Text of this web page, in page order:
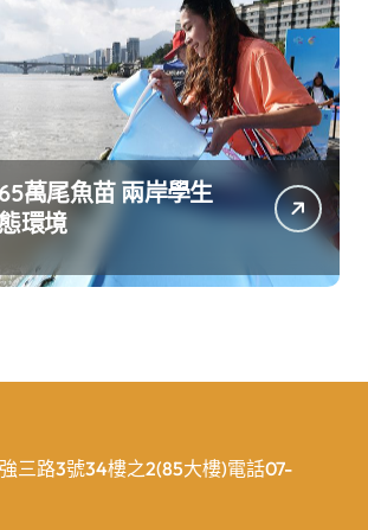
萬尾魚苗 兩岸學生
環境
三路3號34樓之2(85大樓)電話07-